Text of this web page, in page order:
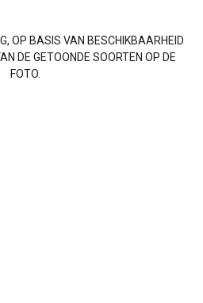
OP BASIS VAN BESCHIKBAARHEID
DE GETOONDE SOORTEN OP DE
FOTO.